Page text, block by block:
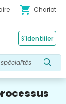
shopping_cart Chariot
S'identifier